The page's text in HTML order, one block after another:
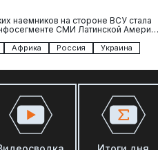
наемников на стороне ВСУ стала
СМИ Латинской Америки.
Африка Россия Украина